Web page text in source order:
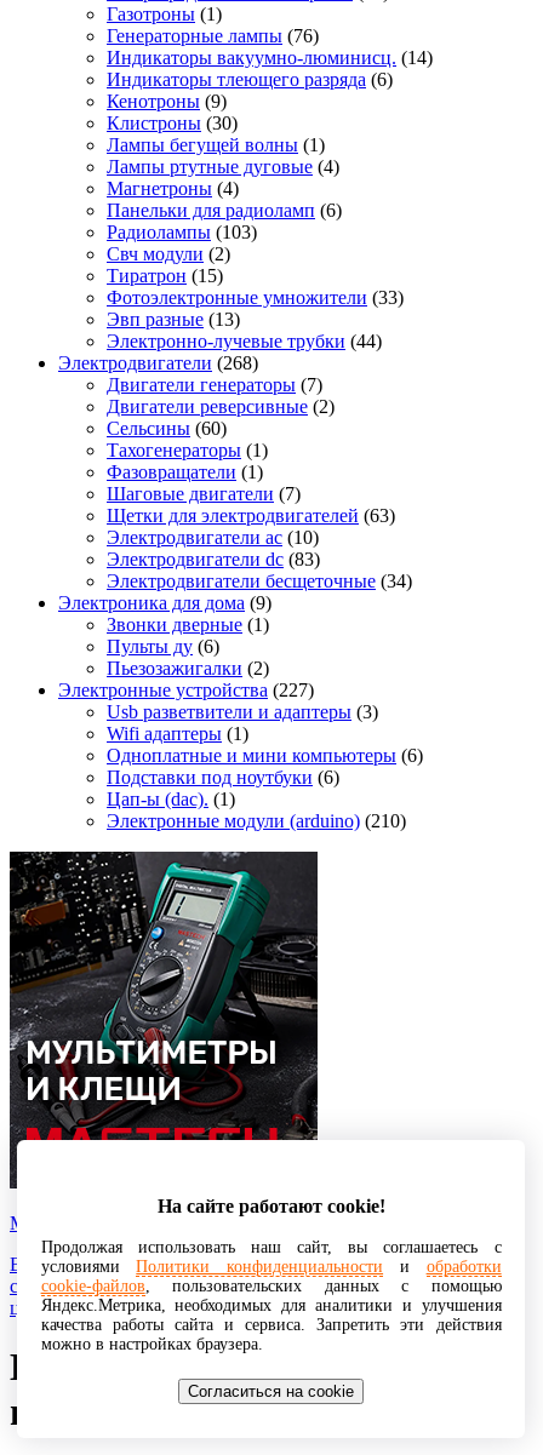
Газотроны (1)
Генераторные лампы (76)
Индикаторы вакуумно-люминисц. (14)
Индикаторы тлеющего разряда (6)
Кенотроны (9)
Клистроны (30)
Лампы бегущей волны (1)
Лампы ртутные дуговые (4)
Магнетроны (4)
Панельки для радиоламп (6)
Радиолампы (103)
Свч модули (2)
Тиратрон (15)
Фотоэлектронные умножители (33)
Эвп разные (13)
Электронно-лучевые трубки (44)
Электродвигатели (268)
Двигатели генераторы (7)
Двигатели реверсивные (2)
Сельсины (60)
Тахогенераторы (1)
Фазовращатели (1)
Шаговые двигатели (7)
Щетки для электродвигателей (63)
Электродвигатели ac (10)
Электродвигатели dc (83)
Электродвигатели бесщеточные (34)
Электроника для дома (9)
Звонки дверные (1)
Пульты ду (6)
Пьезозажигалки (2)
Электронные устройства (227)
Usb разветвители и адаптеры (3)
Wifi адаптеры (1)
Одноплатные и мини компьютеры (6)
Подставки под ноутбуки (6)
Цап-ы (dac). (1)
Электронные модули (arduino) (210)
Мультиметры
В нашем каталоге представлены мультиметры, для измерения
силы постоянного или переменного тока, по выгодным
ценам.
Конверты с пузырчатой
пленкой
На сайте работают cookie!
Продолжая использовать наш сайт, вы соглашаетесь с
условиямиПолитики конфиденциальности и обработки
cookie-файлов, пользовательских данных с помощью
Яндекс.Метрика, необходимых для аналитики и улучшения
качества работы сайта и сервиса. Запретить эти действия
можно в настройках браузера.
Согласиться на cookie